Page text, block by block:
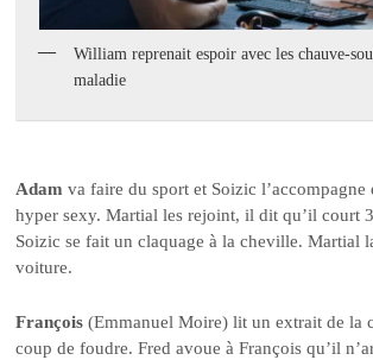
William reprenait espoir avec les chauve-
maladie
Adam va faire du sport et Soizic l’accompagne
hyper sexy. Martial les rejoint, il dit qu’il court
Soizic se fait un claquage à la cheville. Martial
voiture.
François (Emmanuel Moire) lit un extrait de la
coup de foudre. Fred avoue à François qu’il